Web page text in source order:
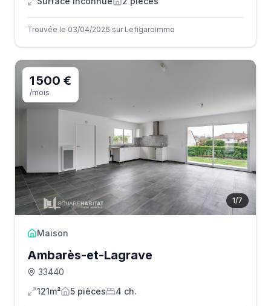
Trouvée le 03/04/2026 sur Lefigaroimmo
1/7
1 500 €
/mois
Maison
Ambarès-et-Lagrave
33440
121m²
5 pièces 4 ch.